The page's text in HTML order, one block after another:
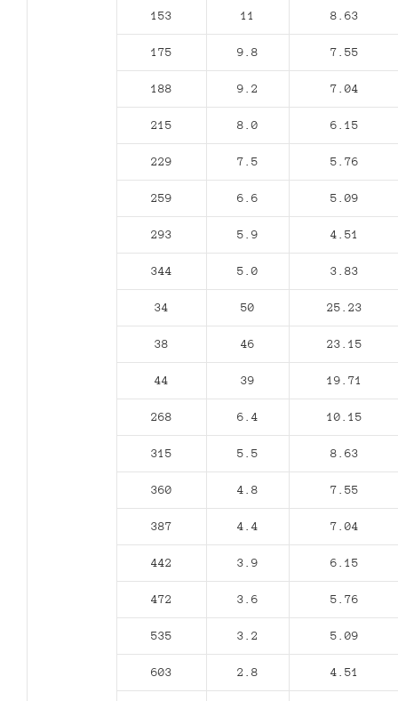
153 11 8.63
175 9.8 7.55
188 9.2 7.04
215 8.0 6.15
229 7.5 5.76
259 6.6 5.09
293 5.9 4.51
344 5.0 3.83
34 50 25.23
38 46 23.15
44 39 19.71
268 6.4 10.15
315 5.5 8.63
360 4.8 7.55
387 4.4 7.04
442 3.9 6.15
472 3.6 5.76
535 3.2 5.09
603 2.8 4.51